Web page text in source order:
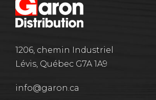
1206, chemin Industriel
Lévis, Québec G7A 1A9
info@garon.ca